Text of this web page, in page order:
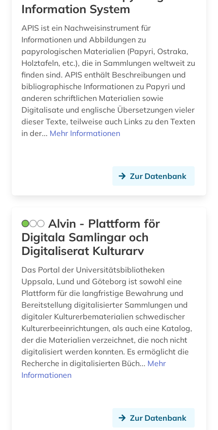
druck (1)
druckgraphik (1)
druckwerk (3)
dänemark (1)
dänisch-hallische mission (1)
edition (1)
elektronische publikation (1)
elektronische zeitschrift (3)
elektronisches buch (7)
england (1)
englisches sprachgebiet (1)
epigraphik (1)
erfurt (1)
erschließung (1)
europa (2)
Vatikanstadt (2)
Information System
APIS ist ein Nachweisinstrument für
Informationen und Abbildungen zu
papyrologischen Materialien (Papyri, Ostraka,
Holztafeln, etc.), die in Sammlungen weltweit zu
finden sind. APIS enthält Beschreibungen und
bibliographische Informationen zu Papyri und
anderen schriftlichen Materialien sowie
Digitalisate und englische Übersetzungen vieler
dieser Texte, teilweise auch Links zu den Texten
in der... Mehr Informationen
Zur Datenbank
Alvin - Plattform för
Digitala Samlingar och
Digitaliserat Kulturarv
Das Portal der Universitätsbibliotheken
Uppsala, Lund und Göteborg ist sowohl eine
Plattform für die langfristige Bewahrung und
Bereitstellung digitalisierter Sammlungen und
digitaler Kulturerbematerialien schwedischer
Kulturerbeeinrichtungen, als auch eine Katalog,
der die Materialien verzeichnet, die noch nicht
digitalisiert werden konnten. Es ermöglicht die
Recherche in digitalisierten Büch... Mehr
Informationen
Zur Datenbank